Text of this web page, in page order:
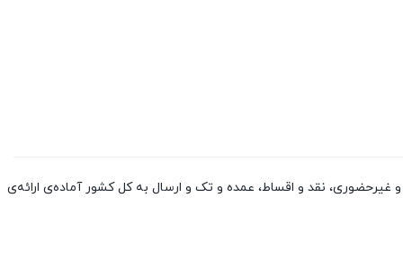
از چین و دوبی، به صورت حضوری و غیرحضوری، نقد و اقساط، عمده و تک و ارسال به کل کشور آماده‌ی ارائه‌ی